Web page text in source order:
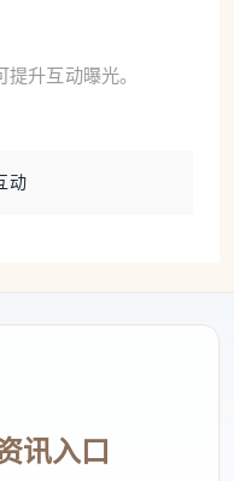
升互动曝光。
动
讯入口